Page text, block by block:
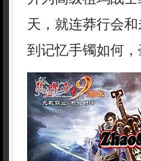
天，就连莽行会
到记忆手镯如何，